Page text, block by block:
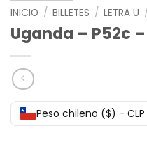
INICIO / BILLETES / LETRA U /
Uganda – P52c
Peso chileno ($) - CLP